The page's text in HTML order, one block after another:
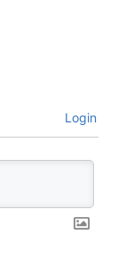
Login